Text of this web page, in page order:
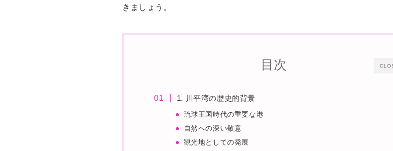
きましょう。
目次
1. 川平湾の歴史的背景
琉球王国時代の重要な港
自然への深い敬意
観光地としての発展